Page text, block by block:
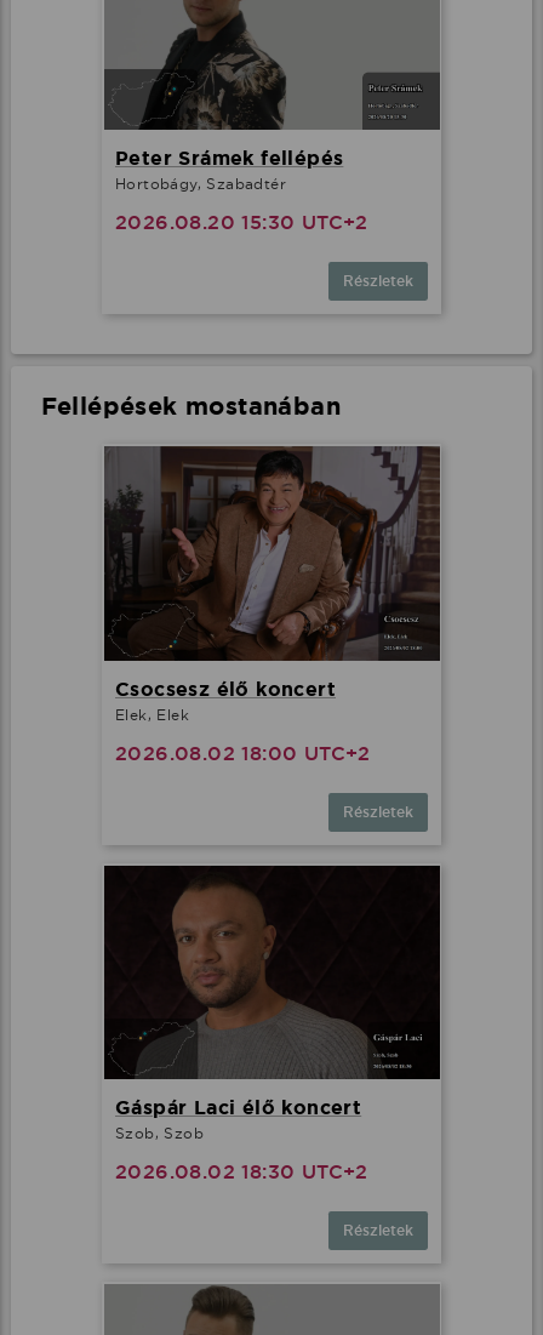
Peter Srámek fellépés
Hortobágy, Szabadtér
2026.08.20 15:30 UTC+2
Részletek
Fellépések mostanában
Csocsesz élő koncert
Elek, Elek
2026.08.02 18:00 UTC+2
Részletek
Gáspár Laci élő koncert
Szob, Szob
2026.08.02 18:30 UTC+2
Részletek